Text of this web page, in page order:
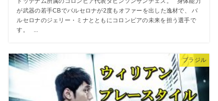
が武器の若手CBでバルセロナが2度もオファーを出した逸材で、 バ
ルセロナのジェリー・ミナとともにコロンビアの未来を担う選手で
す。 ...
ブラジル